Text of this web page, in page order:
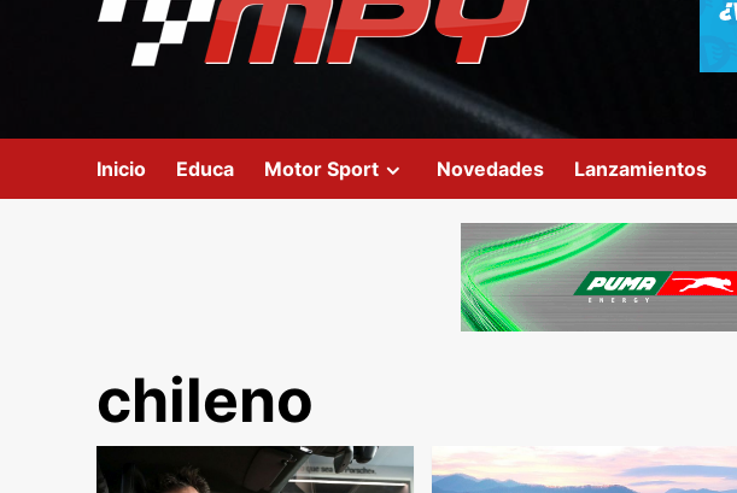
Inicio Educa Motor Sport Novedades Lanzamientos
chileno